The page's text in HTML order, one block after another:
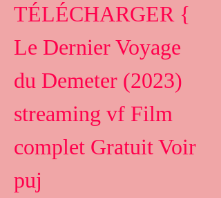
TÉLÉCHARGER {
Le Dernier Voyage
du Demeter (2023)
streaming vf Film
complet Gratuit Voir
puj